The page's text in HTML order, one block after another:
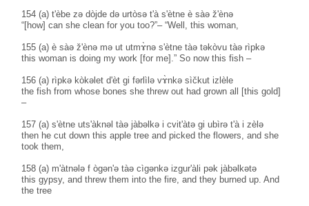
154 (a) t'èbe zə dòjde də urtòsə t'à s'ètne è sàə ž'ènə
“[how] can she clean for you too?”– “Well, this woman,
155 (a) è sàə ž'ènə mə ut utmɤ̀nə s'ètne tàə təkòvu tàə rìpkə
this woman is doing my work [for me].” So now this fish –
156 (a) rìpkə kòkəlet d'èt gi fərlìlə vɤ̀nkə sìčkut izlèle
the fish from whose bones she threw out had grown all [this gold]
–
157 (a) s'ètne uts'àknəl tàə jàbəlkə i cvit'àtə gi ubìrə t'à i zèlə
then he cut down this apple tree and picked the flowers, and she
took them,
158 (a) m'àtnələ f ògən'ə tàə cìgənkə izgur'àli pək jàbəlkətə
this gypsy, and threw them into the fire, and they burned up. And
the tree